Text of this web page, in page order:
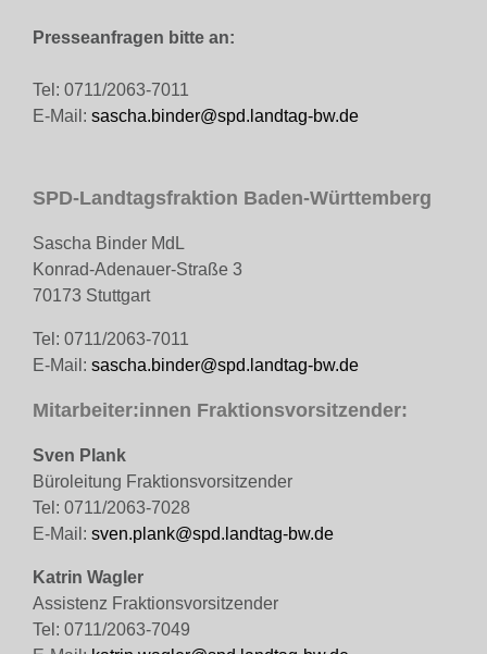
Presseanfragen bitte an:
Tel: 0711/2063-7011
E-Mail: sascha.binder@spd.landtag-bw.de
SPD-Landtagsfraktion Baden-Württemberg
Sascha Binder MdL
Konrad-Adenauer-Straße 3
70173 Stuttgart
Tel: 0711/2063-7011
E-Mail: sascha.binder@spd.landtag-bw.de
Mitarbeiter:innen Fraktionsvorsitzender:
Sven Plank
Büroleitung Fraktionsvorsitzender
Tel: 0711/2063-7028
E-Mail: sven.plank@spd.landtag-bw.de
Katrin Wagler
Assistenz Fraktionsvorsitzender
Tel: 0711/2063-7049